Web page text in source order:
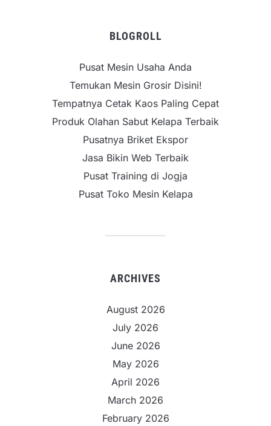
BLOGROLL
Pusat Mesin Usaha Anda
Temukan Mesin Grosir Disini!
Tempatnya Cetak Kaos Paling Cepat
Produk Olahan Sabut Kelapa Terbaik
Pusatnya Briket Ekspor
Jasa Bikin Web Terbaik
Pusat Training di Jogja
Pusat Toko Mesin Kelapa
ARCHIVES
August 2026
July 2026
June 2026
May 2026
April 2026
March 2026
February 2026